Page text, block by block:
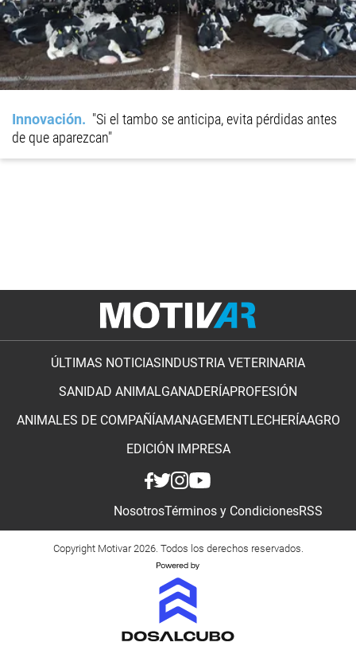
Innovación
"Si el tambo se anticipa, evita pérdidas antes
de que aparezcan"
ÚLTIMAS NOTICIAS INDUSTRIA VETERINARIA
SANIDAD ANIMALGANADERÍAPROFESIÓN
ANIMALES DE COMPAÑÍAMANAGEMENTLECHERÍAAGRO
EDICIÓN IMPRESA
NosotrosTérminos y CondicionesRSS
Copyright Motivar 2026. Todos los derechos reservados.